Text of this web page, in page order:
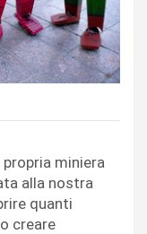
miniera
alla nostra
quanti
creare